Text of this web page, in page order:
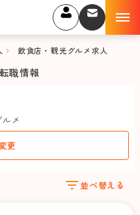
飲食店・観光グルメ求人
職情報
メ
更
並べ替える